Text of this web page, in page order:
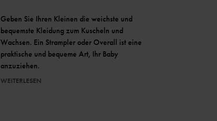
Geben Sie Ihren Kleinen die weichste und
bequemste Kleidung zum Kuscheln und
Wachsen. Ein Strampler oder Overall ist eine
praktische und bequeme Art, Ihr Baby
anzuziehen.
WEITERLESEN